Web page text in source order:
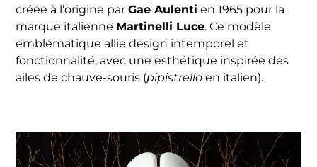
créée à l’origine parGae Aulenti en 1965 pour la
marque italienne Martinelli Luce. Ce modèle
emblématique allie design intemporel et
fonctionnalité, avec une esthétique inspirée des
ailes de chauve-souris (pipistrello en italien).